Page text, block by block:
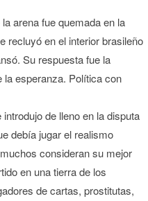
arena fue quemada en la
recluyó en el interior brasileño
Su respuesta fue la
la esperanza. Política con
de lleno en la disputa
debía jugar el realismo
consideran su mejor
en una tierra de los
de cartas, prostitutas,